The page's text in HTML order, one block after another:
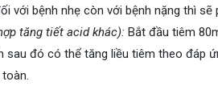
với bệnh nhẹ còn với bệnh nặng thì sẽ
tăng tiết acid khác): Bắt đầu tiêm
sau đó có thể tăng liều tiêm theo đáp